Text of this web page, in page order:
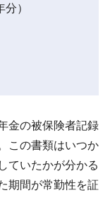
）
金の被保険者記録
この書類はいつか
ていたかが分かる
期間が常勤性を証